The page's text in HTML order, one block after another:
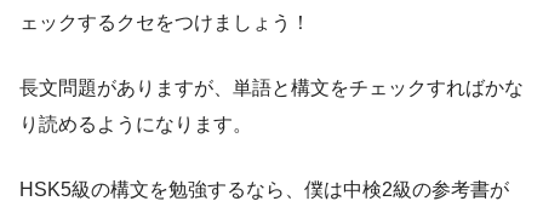
ェックするクセをつけましょう！
長文問題がありますが、単語と構文をチェックすればかな
り読めるようになります。
HSK5級の構文を勉強するなら、僕は中検2級の参考書が